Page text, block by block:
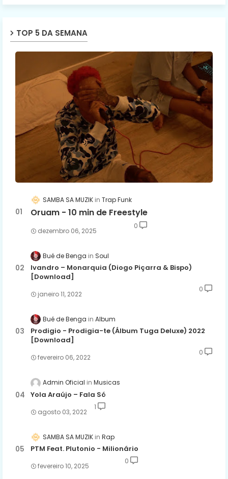
TOP 5 DA SEMANA
SAMBA SA MUZIK Trap Funk
Oruam - 10 min de Freestyle
dezembro 06, 2025
0
Bué de Benga Soul
Ivandro – Monarquia (Diogo Piçarra & Bispo)
[Download]
janeiro 11, 2022
0
Bué de Benga Album
Prodigio - Prodigia-te (Álbum Tuga Deluxe) 2022
[Download]
fevereiro 06, 2022
0
Admin Oficial Musicas
Yola Araújo – Fala Só
agosto 03, 2022
1
SAMBA SA MUZIK Rap
PTM Feat. Plutonio - Milionário
fevereiro 10, 2025
0